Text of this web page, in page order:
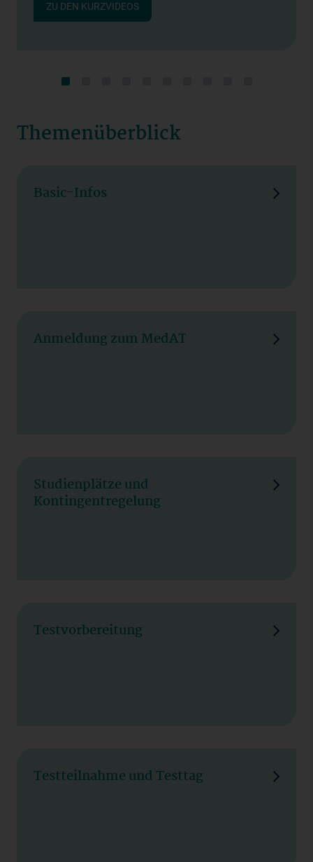
ZU DEN KURZVIDEOS
Themenüberblick
Basic-Infos
Anmeldung zum MedAT
Studienplätze und
Kontingentregelung
Testvorbereitung
Testteilnahme und Testtag